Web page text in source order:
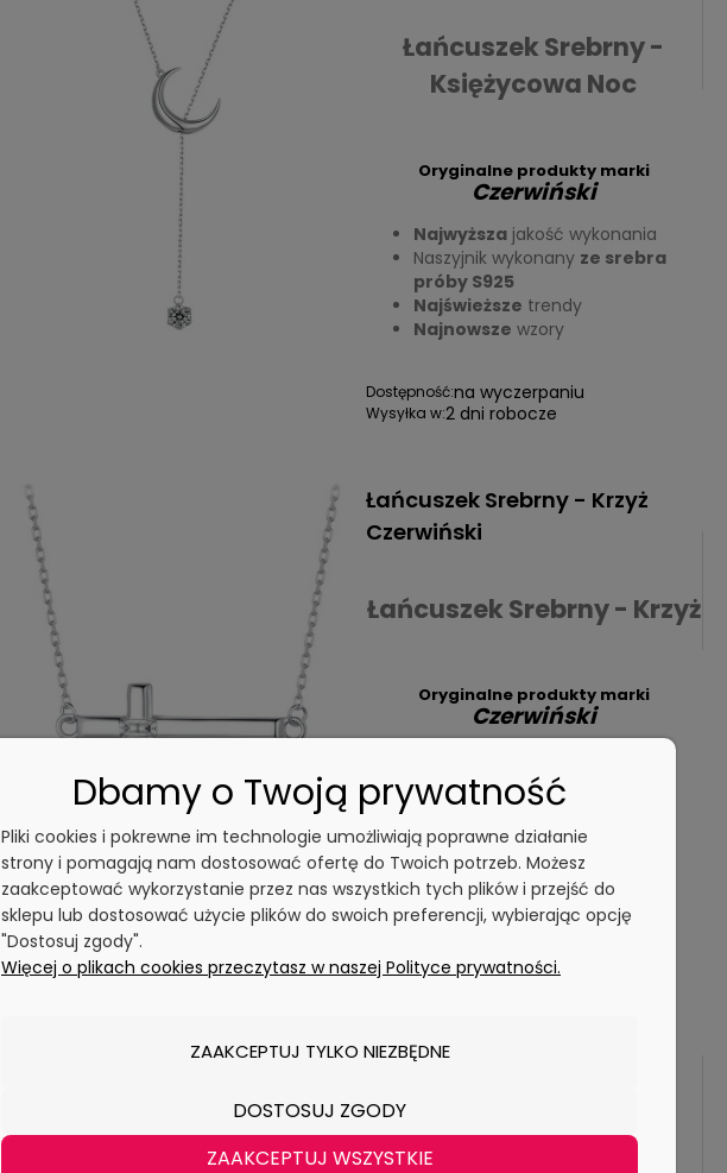
Łańcuszek Srebrny -
Księżycowa Noc
Oryginalne produkty marki
Czerwiński
Najwyższajakość wykonania
Naszyjnik wykonany ze srebra
próby S925
Najświeższe trendy
Najnowsze wzory
Dostępność:na wyczerpaniu
Wysyłka w:2 dni robocze
Łańcuszek Srebrny - Krzyż
Czerwiński
Łańcuszek Srebrny - Krzyż
Oryginalne produkty marki
Czerwiński
Naszyjnik wykonany
próby S925
Najświeższetrendy
Najnowszewzory
Dostępność:średnia ilość
Snów Czerwiński
Łańcuszek Srebrny -
Dbamy o Twoją prywatność
Pliki cookies i pokrewne im technologie umożliwiają poprawne działanie
strony i pomagają nam dostosować ofertę do Twoich potrzeb. Możesz
zaakceptować wykorzystanie przez nas wszystkich tych plików i przejść do
sklepu lub dostosować użycie plików do swoich preferencji, wybierając opcję
"Dostosuj zgody".
Więcej o plikach cookies przeczytasz w naszej Polityce prywatności.
ZAAKCEPTUJ TYLKO NIEZBĘDNE
DOSTOSUJ ZGODY
ZAAKCEPTUJ WSZYSTKIE